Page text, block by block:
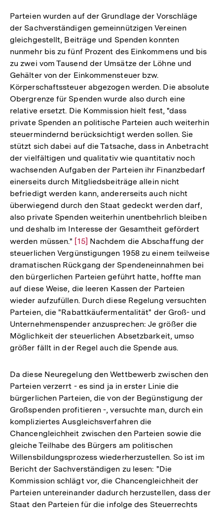
Parteien wurden auf der Grundlage der Vorschläge
der Sachverständigen gemeinnützigen Vereinen
gleichgestellt, Beiträge und Spenden konnten
nunmehr bis zu fünf Prozent des Einkommens und bis
zu zwei vom Tausend der Umsätze der Löhne und
Gehälter von der Einkommensteuer bzw.
Körperschaftssteuer abgezogen werden. Die absolute
Obergrenze für Spenden wurde also durch eine
relative ersetzt. Die Kommission hielt fest, "dass
private Spenden an politische Parteien auch weiterhin
steuermindernd berücksichtigt werden sollen. Sie
stützt sich dabei auf die Tatsache, dass in Anbetracht
der vielfältigen und qualitativ wie quantitativ noch
wachsenden Aufgaben der Parteien ihr Finanzbedarf
einerseits durch Mitgliedsbeiträge allein nicht
befriedigt werden kann, andererseits auch nicht
überwiegend durch den Staat gedeckt werden darf,
also private Spenden weiterhin unentbehrlich bleiben
und deshalb im Interesse der Gesamtheit gefördert
werden müssen." Zur
Auflösung
der
Fußnote
[15] Nachdem die Abschaffung der
steuerlichen Vergünstigungen 1958 zu einem teilweise
dramatischen Rückgang der Spendeneinnahmen bei
den bürgerlichen Parteien geführt hatte, hoffte man
auf diese Weise, die leeren Kassen der Parteien
wieder aufzufüllen. Durch diese Regelung versuchten
Parteien, die "Rabattkäufermentalität" der Groß- und
Unternehmenspender anzusprechen: Je größer die
Möglichkeit der steuerlichen Absetzbarkeit, umso
größer fällt in der Regel auch die Spende aus.
Da diese Neuregelung den Wettbewerb zwischen den
Parteien verzerrt - es sind ja in erster Linie die
bürgerlichen Parteien, die von der Begünstigung der
Großspenden profitieren -, versuchte man, durch ein
kompliziertes Ausgleichsverfahren die
Chancengleichheit zwischen den Parteien sowie die
gleiche Teilhabe des Bürgers am politischen
Willensbildungsprozess wiederherzustellen. So ist im
Bericht der Sachverständigen zu lesen: "Die
Kommission schlägt vor, die Chancengleichheit der
Parteien untereinander dadurch herzustellen, dass der
Staat den Parteien für die infolge des Steuerrechts